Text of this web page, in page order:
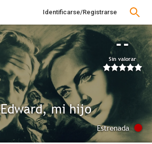
Identificarse/Registrarse
--
Sin valorar
Edward, mi hijo
Estrenada